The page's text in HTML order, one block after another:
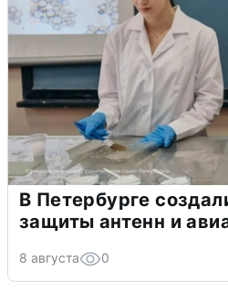
В Петербурге
защиты антенн и
8 августа 0